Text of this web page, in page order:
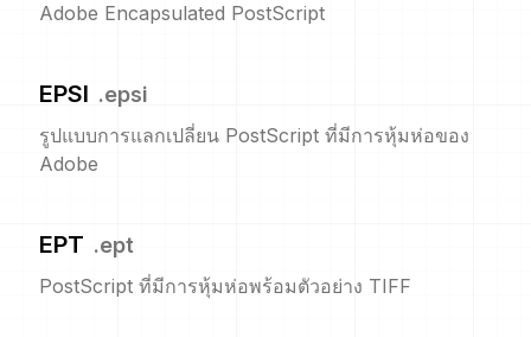
Adobe Encapsulated PostScript
EPSI .epsi
รูปแบบการแลกเปลี่ยน PostScript ที่มีการหุ้มห่อของ
Adobe
EPT .ept
PostScript ที่มีการหุ้มห่อพร้อมตัวอย่าง TIFF